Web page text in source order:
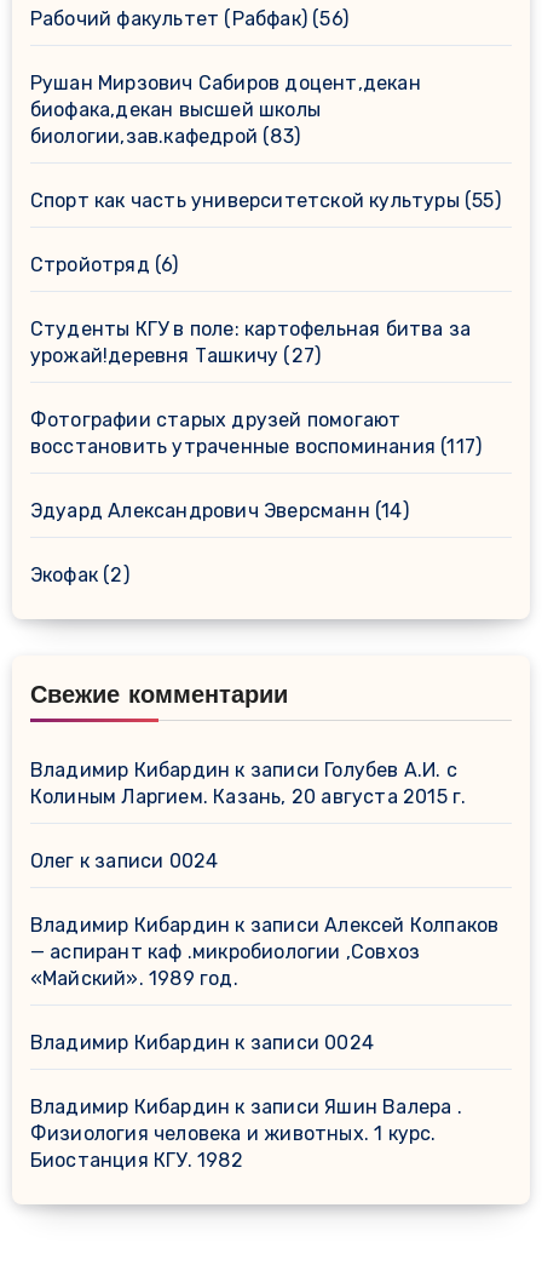
Рабочий факультет (Рабфак)(56)
Рушан Мирзович Сабиров доцент,декан
биофака,декан высшей школы
биологии,зав.кафедрой (83)
Спорт как часть университетской культуры (55)
Стройотряд (6)
Студенты КГУ в поле: картофельная битва за
урожай!деревня Ташкичу (27)
Фотографии старых друзей помогают
восстановить утраченные воспоминания (117)
Эдуард Александрович Эверсманн (14)
Экофак(2)
Свежие комментарии
Владимир Кибардин к записи Голубев А.И. с
Колиным Ларгием. Казань, 20 августа 2015 г.
Олег к записи 0024
Владимир Кибардин к записиАлексей Колпаков
— аспирант каф .микробиологии ,Совхоз
«Майский». 1989 год.
Владимир Кибардин к записи 0024
Владимир Кибардин к записиЯшин Валера .
Физиология человека и животных. 1 курс.
Биостанция КГУ. 1982